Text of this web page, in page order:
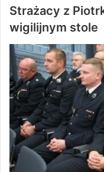
Strażacy z
wigilijnym stole